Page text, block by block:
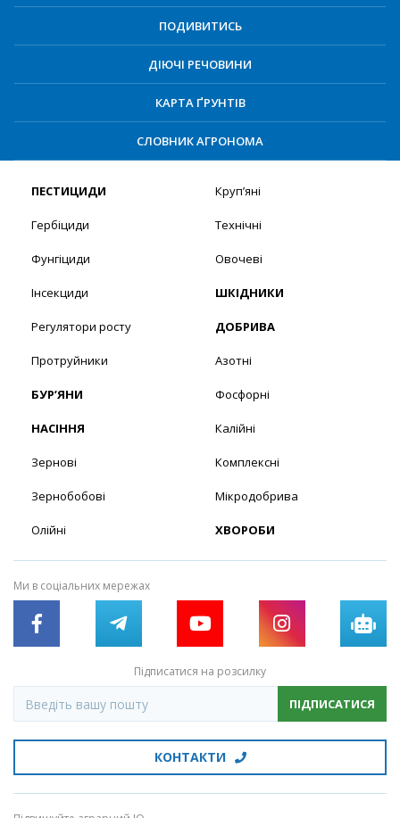
ПОДИВИТИСЬ
ДІЮЧІ РЕЧОВИНИ
КАРТА ҐРУНТІВ
СЛОВНИК АГРОНОМА
ПЕСТИЦИДИ
Гербіциди
Фунгіциди
Інсекциди
Регулятори росту
Протруйники
БУР’ЯНИ
НАСІННЯ
Зернові
Зернобобові
Олійні
Круп’яні
Технічні
Овочеві
ШКІДНИКИ
ДОБРИВА
Азотні
Фосфорні
Калійні
Комплексні
Мікродобрива
ХВОРОБИ
Ми в соціальних мережах
Підписатися на розсилку
ПІДПИСАТИСЯ
КОНТАКТИ